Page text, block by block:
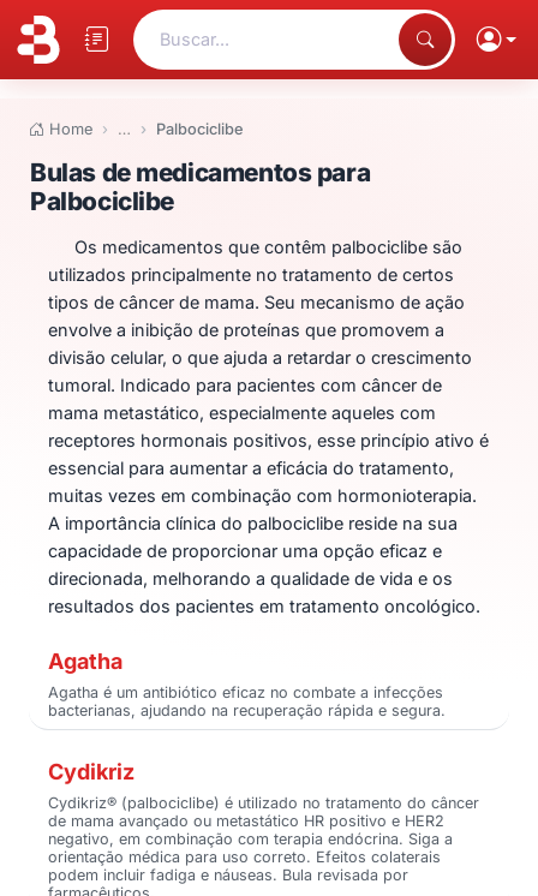
Buscar...
Home … Palbociclibe
Bulas de medicamentos para
Bulas de medicamentos para
Palbociclibe
Os medicamentos que contêm palbociclibe são
utilizados principalmente no tratamento de certos
tipos de câncer de mama. Seu mecanismo de ação
envolve a inibição de proteínas que promovem a
divisão celular, o que ajuda a retardar o crescimento
tumoral. Indicado para pacientes com câncer de
mama metastático, especialmente aqueles com
receptores hormonais positivos, esse princípio ativo é
essencial para aumentar a eficácia do tratamento,
muitas vezes em combinação com hormonioterapia.
A importância clínica do palbociclibe reside na sua
capacidade de proporcionar uma opção eficaz e
direcionada, melhorando a qualidade de vida e os
resultados dos pacientes em tratamento oncológico.
Agatha
Agatha é um antibiótico eficaz no combate a infecções
bacterianas, ajudando na recuperação rápida e segura.
Cydikriz
Cydikriz® (palbociclibe) é utilizado no tratamento do câncer
de mama avançado ou metastático HR positivo e HER2
negativo, em combinação com terapia endócrina. Siga a
orientação médica para uso correto. Efeitos colaterais
podem incluir fadiga e náuseas. Bula revisada por